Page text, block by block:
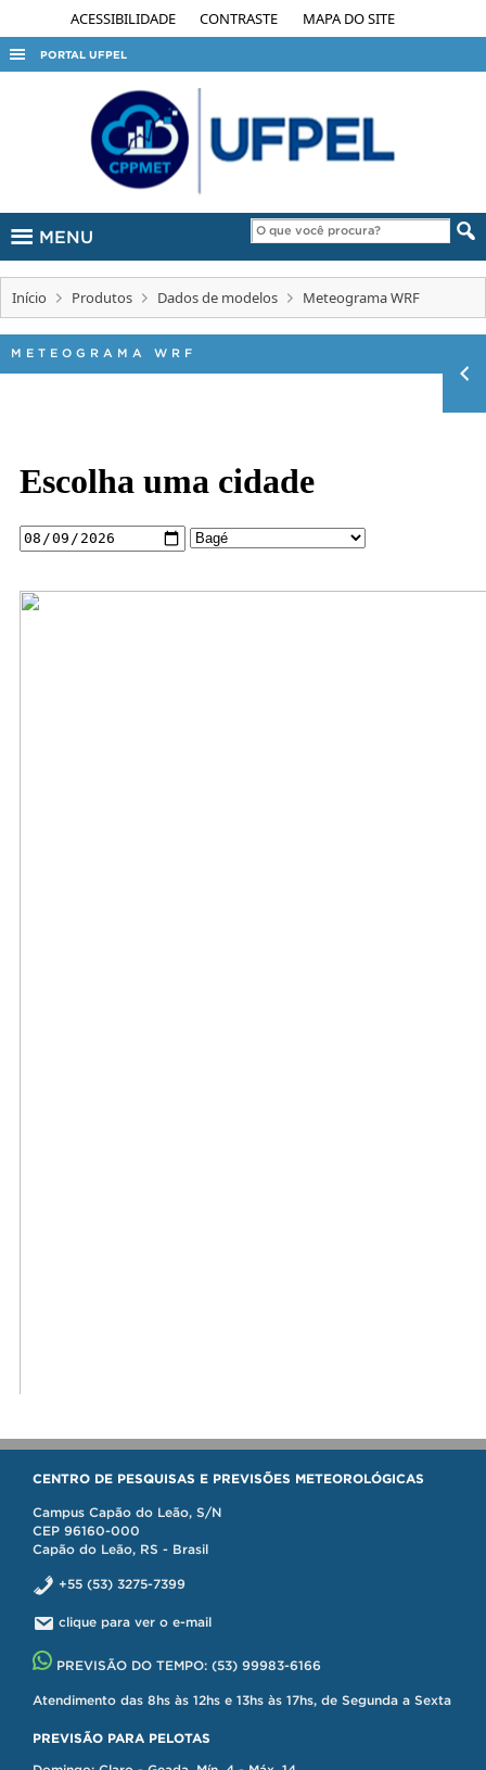
ACESSIBILIDADE CONTRASTE MAPA DO SITE
PORTAL UFPEL
ACESSO À INFORMAÇÃO
AUDITORIA
EDITAIS
INTERNACIONAL
PORTARIAS
MENU
Início Produtos Dados de modelos Meteograma WRF
METEOGRAMA WRF
CENTRO DE PESQUISAS E PREVISÕES METEOROLÓGICAS
Campus Capão do Leão, S/N
CEP 96160-000
Capão do Leão, RS - Brasil
+55 (53) 3275-7399
clique para ver o e-mail
PREVISÃO DO TEMPO: (53) 99983-6166
Atendimento das 8hs às 12hs e 13hs às 17hs, de Segunda a Sexta
PREVISÃO PARA PELOTAS